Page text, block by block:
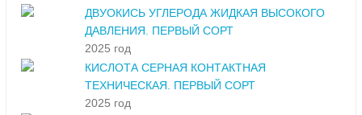
ДВУОКИСЬ УГЛЕРОДА ЖИДКАЯ ВЫСОКОГО
ДАВЛЕНИЯ. ПЕРВЫЙ СОРТ
2025 год
КИСЛОТА СЕРНАЯ КОНТАКТНАЯ
ТЕХНИЧЕСКАЯ. ПЕРВЫЙ СОРТ
2025 год